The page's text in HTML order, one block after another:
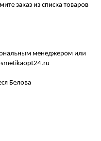
заказ из списка товаров
менеджером или
Белова